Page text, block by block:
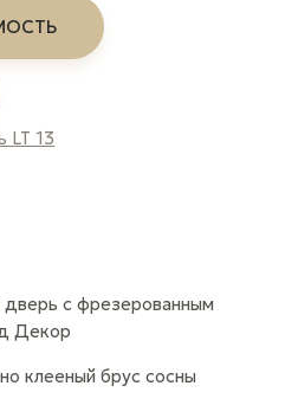
с фрезерованным
Декор
клееный брус сосны